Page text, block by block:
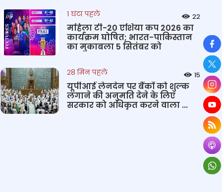
1 घंटा पहले 22
महिला टी-20 एशिया कप 2026 का
कार्यक्रम घोषित; भारत-पाकिस्तान
का मुकाबला 5 सितंबर को
28 मिन पहले 15
यूपीआई लेनदेन पर बैंकों को शुल्क
लगाने की अनुमति देने के लिए
सरकार को अधिकृत करने वाला ...